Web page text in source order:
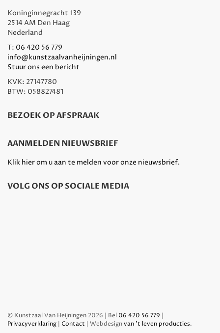
Koninginnegracht 139
2514 AM Den Haag
Nederland
T: 06 420 56 779
info@kunstzaalvanheijningen.nl
Stuur ons een bericht
KVK: 27147780
BTW: 058827481
BEZOEK OP AFSPRAAK
AANMELDEN NIEUWSBRIEF
Klik hier om u aan te melden voor onze nieuwsbrief.
VOLG ONS OP SOCIALE MEDIA
© Kunstzaal Van Heijningen 2026 | Bel 06 420 56 779 |
Privacyverklaring | Contact | Webdesignvan 't leven producties.